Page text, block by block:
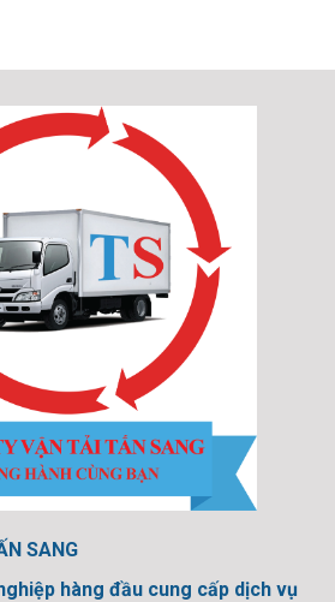
SANG
hàng đầu cung cấp dịch vụ